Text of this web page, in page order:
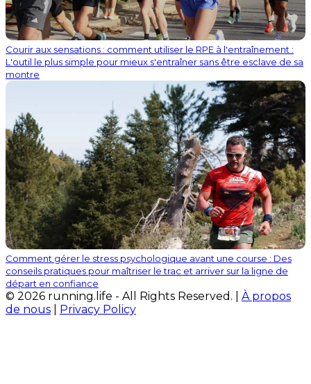
Courir aux sensations : comment utiliser le RPE à l'entraînement :
L'outil le plus simple pour mieux s'entraîner sans être esclave de sa
montre
Comment gérer le stress psychologique avant une course : Des
conseils pratiques pour maîtriser le trac et arriver sur la ligne de
départ en confiance
© 2026 running.life - All Rights Reserved. | À propos
de nous
Privacy Policy